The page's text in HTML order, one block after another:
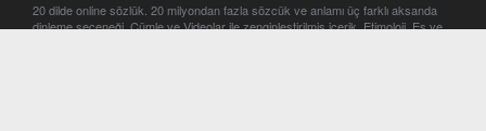
20 dilde online sözlük. 20 milyondan fazla sözcük ve anlamı üç farklı aksanda
dinleme seçeneği. Cümle ve Videolar ile zenginleştirilmiş içerik. Etimoloji, Eş ve